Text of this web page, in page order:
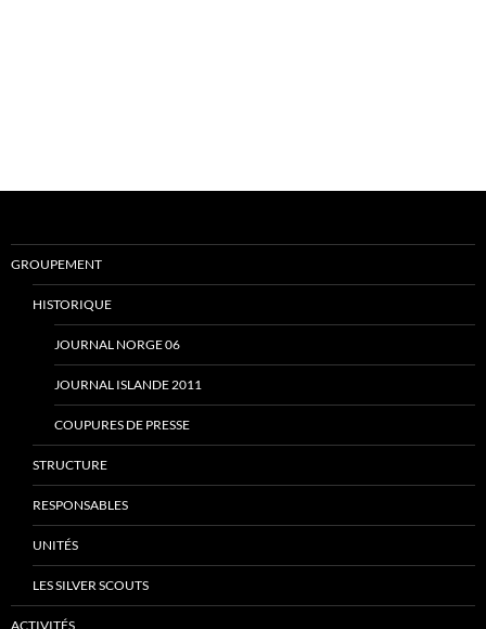
GROUPEMENT
HISTORIQUE
JOURNAL NORGE 06
JOURNAL ISLANDE 2011
COUPURES DE PRESSE
STRUCTURE
RESPONSABLES
UNITÉS
LES SILVER SCOUTS
ACTIVITÉS